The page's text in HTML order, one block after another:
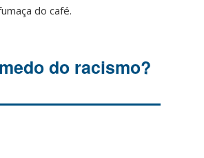
do café.
do racismo?